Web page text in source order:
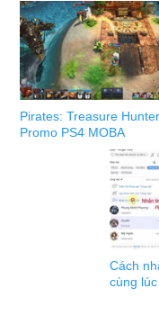
Pirates: Treasure
Promo PS4 MOBA
Cách
cùng